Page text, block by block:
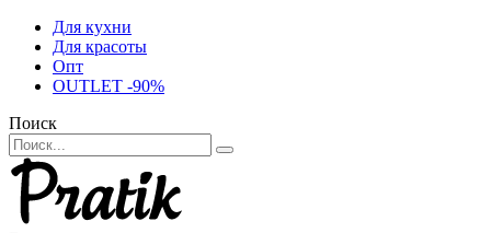
Для кухни
Для красоты
Опт
OUTLET -90%
Поиск